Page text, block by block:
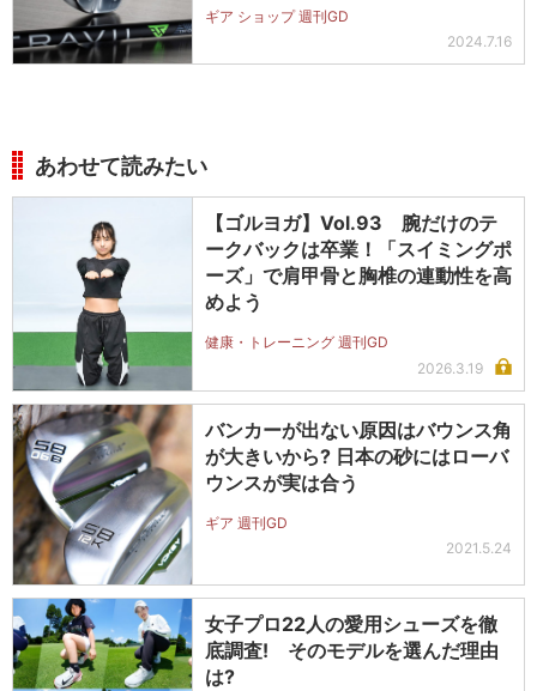
ギア ショップ 週刊GD
2024.7.16
あわせて読みたい
【ゴルヨガ】Vol.93 腕だけのテ
ークバックは卒業！「スイミングポ
ーズ」で肩甲骨と胸椎の連動性を高
めよう
健康・トレーニング 週刊GD
2026.3.19
バンカーが出ない原因はバウンス角
が大きいから? 日本の砂にはローバ
ウンスが実は合う
ギア 週刊GD
2021.5.24
女子プロ22人の愛用シューズを徹
底調査! そのモデルを選んだ理由
は?